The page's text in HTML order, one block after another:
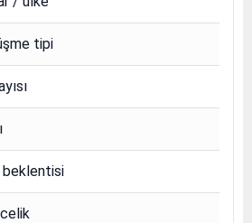
tipi
beklentisi